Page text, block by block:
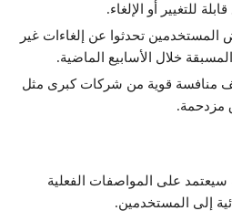
للتغيير أو الإلغاء.
تحدثوا عن إلغاءات غير
خلال الأسابيع الماضية.
منافسة قوية من شركات كبرى مثل
على المواصفات الفعلية
إلى المستخدمين.